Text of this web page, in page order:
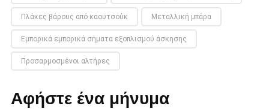
Πλάκες βάρους από καουτσούκ Μεταλλική μπάρα
Εμπορικά εμπορικά σήματα εξοπλισμού άσκησης
Προσαρμοσμένοι αλτήρες
Αφήστε ένα μήνυμα